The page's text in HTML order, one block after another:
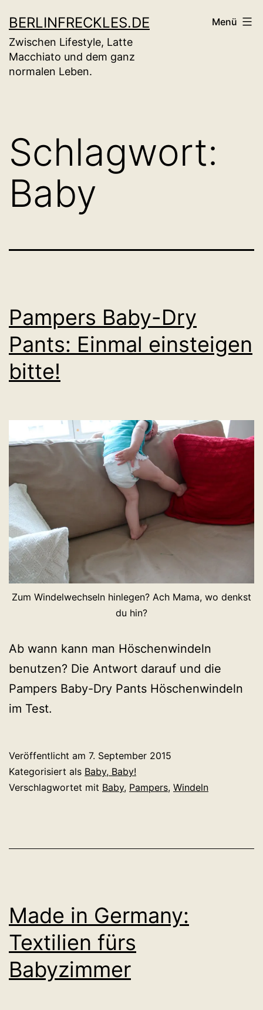
Inhalt
springen
BERLINFRECKLES.DE
Zwischen Lifestyle, Latte
Macchiato und dem ganz
normalen Leben.
Menü
Schlagwort:
Baby
Pampers Baby-Dry
Pants: Einmal einsteigen
bitte!
Zum Windelwechseln hinlegen? Ach Mama, wo denkst
du hin?
Ab wann kann man Höschenwindeln
benutzen? Die Antwort darauf und die
Pampers Baby-Dry Pants Höschenwindeln
im Test.
Veröffentlicht am 7. September 2015
Kategorisiert als Baby, Baby!
Verschlagwortet mit Baby, Pampers, Windeln
Made in Germany:
Textilien fürs
Babyzimmer